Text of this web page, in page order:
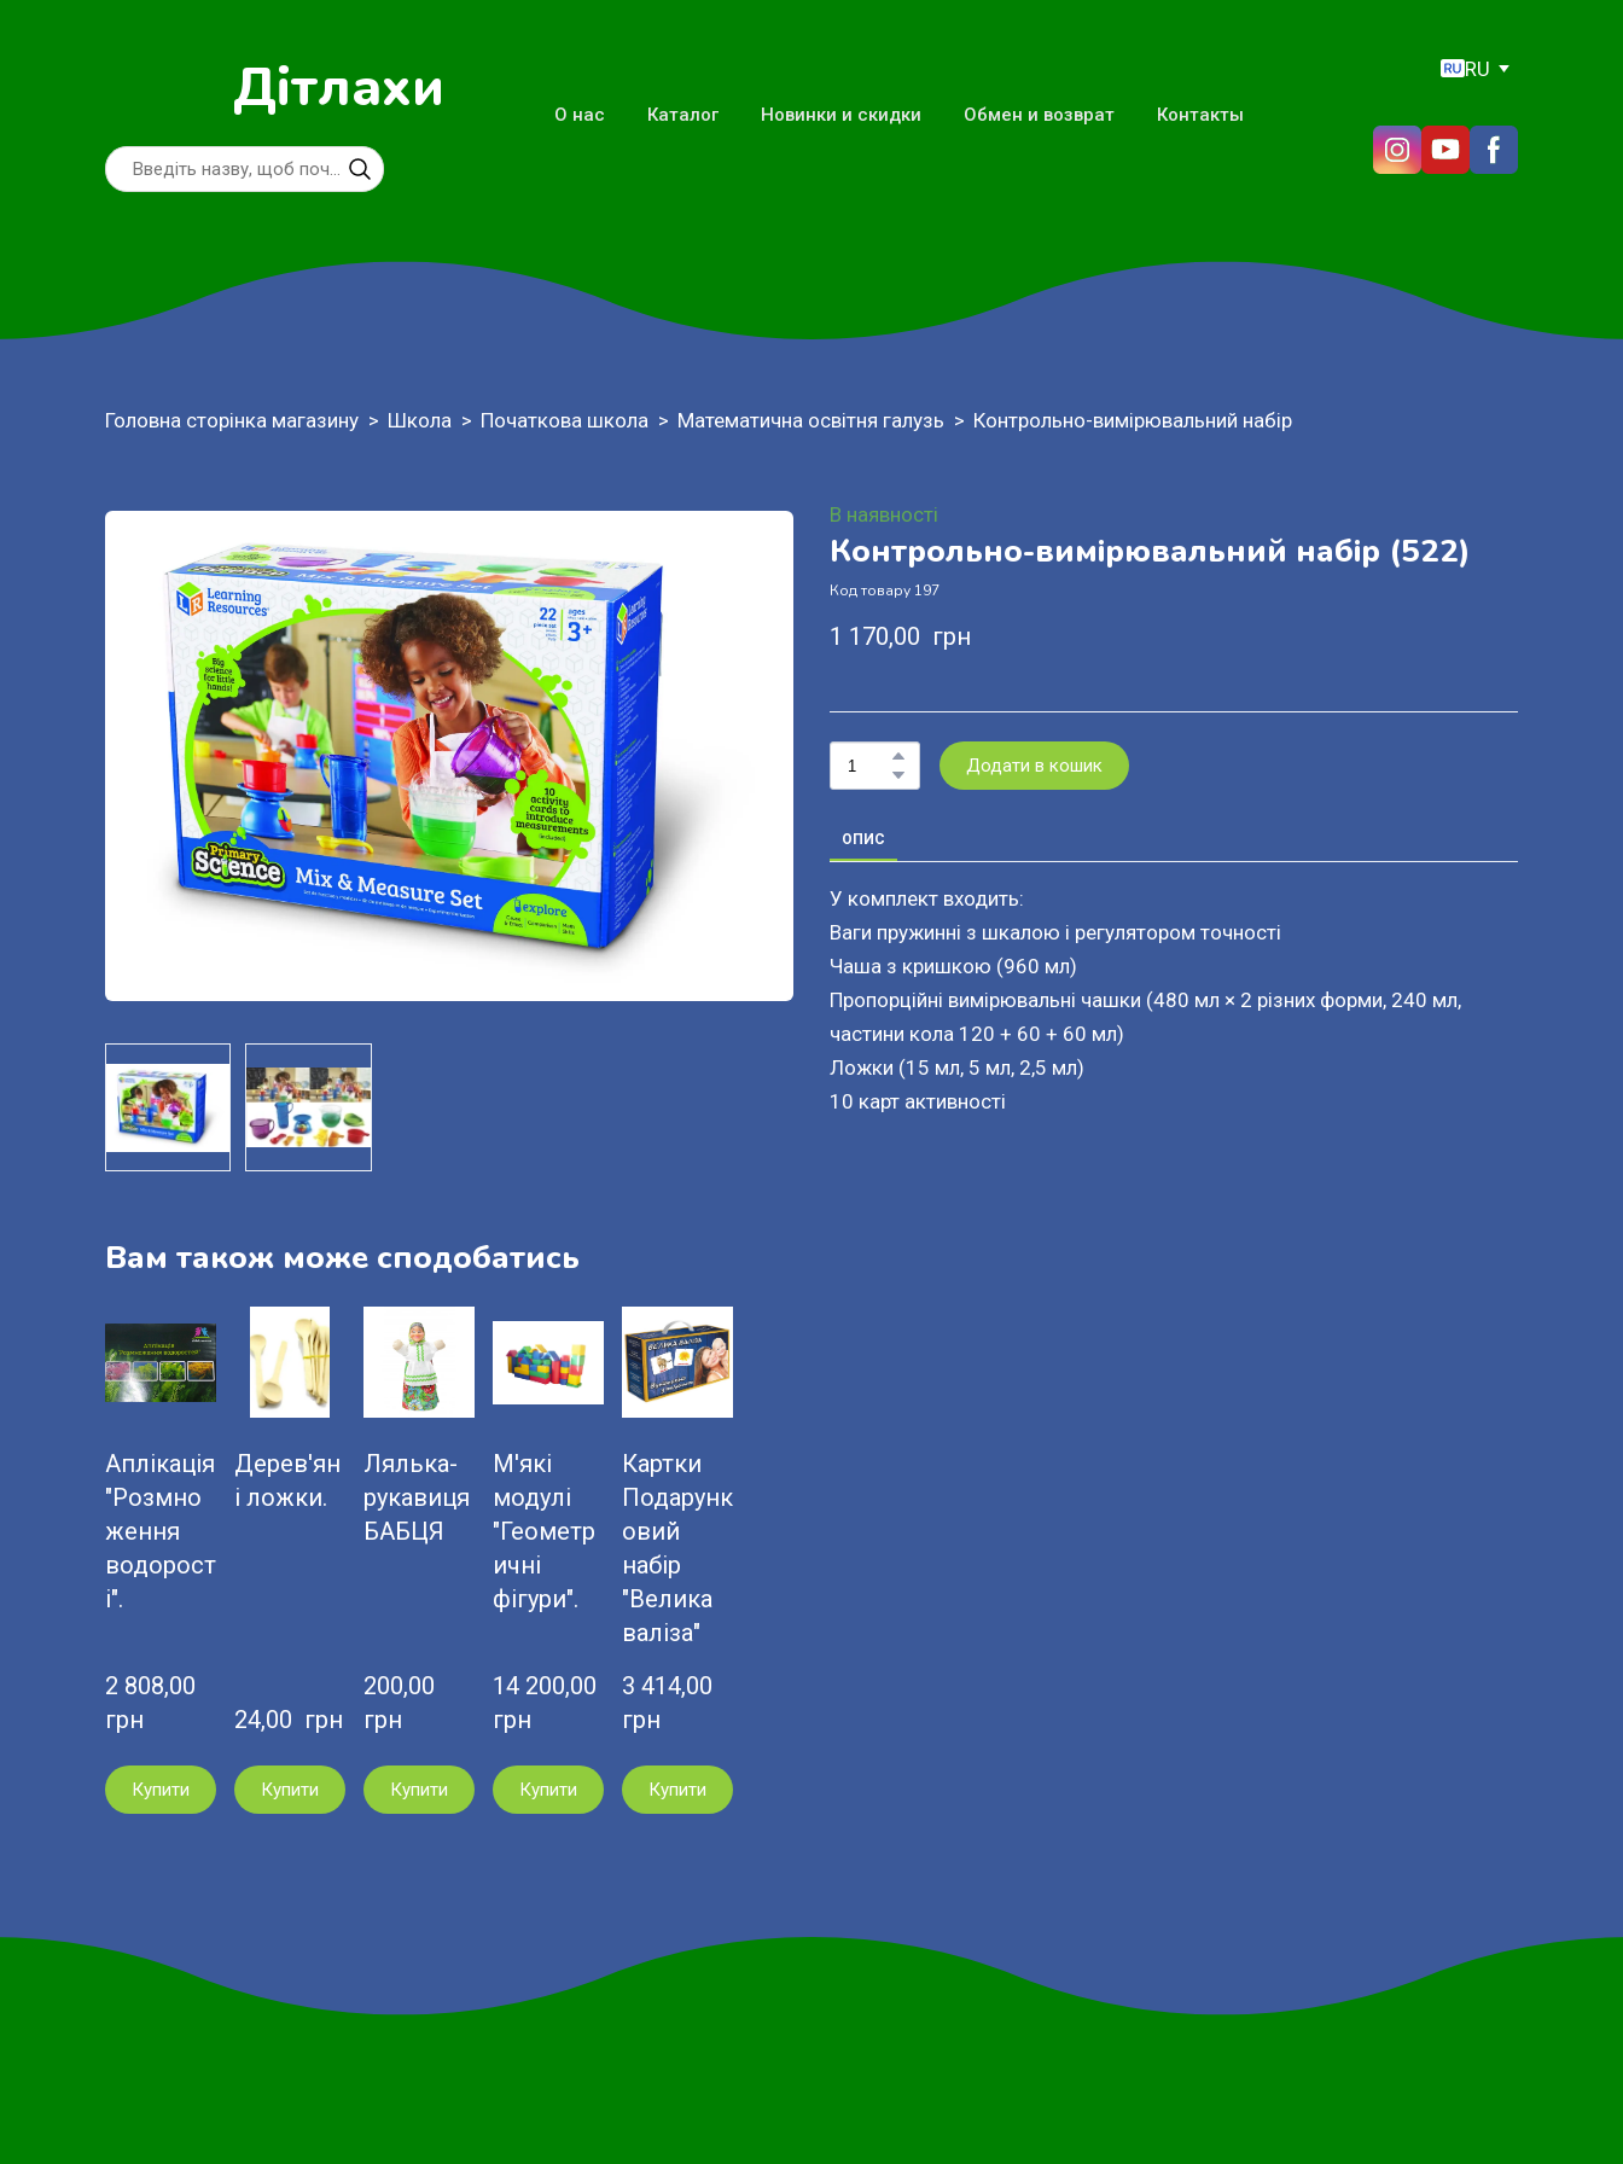
Дітлахи О нас Каталог Новинки и скидки Обмен и возврат Контакты
RU
Головна сторінка магазину Школа Початкова школа Математична освітня галузь Контрольно-вимірювальний набір
В наявності
Контрольно-вимірювальний набір (522)
Код товару 197
1 170,00  грн
Додати в кошик
ОПИС
У комплект входить:
Ваги пружинні з шкалою і регулятором точності
Чаша з кришкою (960 мл)
Пропорційні вимірювальні чашки (480 мл × 2 різних форми, 240 мл,
частини кола 120 + 60 + 60 мл)
Ложки (15 мл, 5 мл, 2,5 мл)
10 карт активності
Вам також може сподобатись
Аплікація
"Розмно
ження
водорост
і".
2 808,00
грн
Купити
Дерев'ян
і ложки.
24,00  грн
Купити
Лялька-
рукавиця
БАБЦЯ
200,00
грн
Купити
М'які
модулі
"Геометр
ичні
фігури".
14 200,00
грн
Купити
Картки
Подарунк
овий
набір
"Велика
валіза"
3 414,00
грн
Купити